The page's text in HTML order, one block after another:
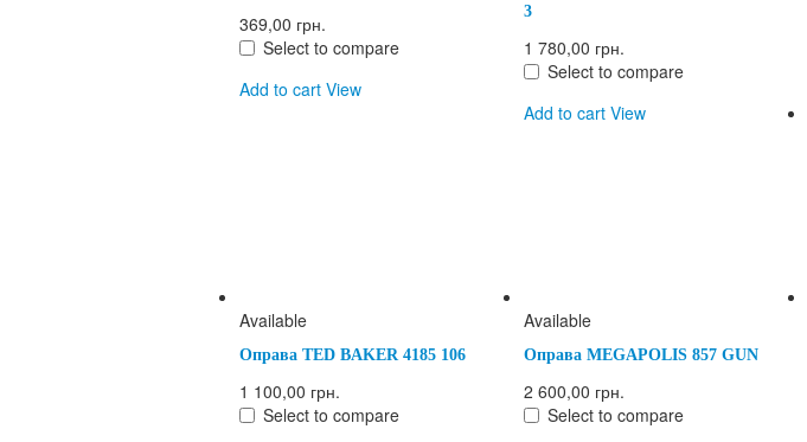
369,00 грн.
Select to compare
Add to cart View
3
1 780,00 грн.
Select to compare
Add to cart View
Available
Оправа TED BAKER 4185 106
1 100,00 грн.
Select to compare
Available
Оправа MEGAPOLIS 857 GUN
2 600,00 грн.
Select to compare